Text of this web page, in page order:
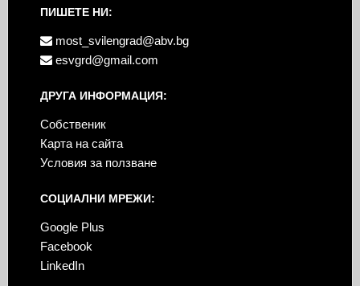
ПИШЕТЕ НИ:
most_svilengrad@abv.bg
esvgrd@gmail.com
ДРУГА ИНФОРМАЦИЯ:
Собственик
Карта на сайта
Условия за ползване
СОЦИАЛНИ МРЕЖИ:
Google Plus
Facebook
LinkedIn